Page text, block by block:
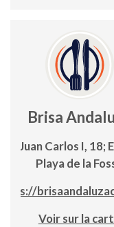
Brisa
Juan Carlos I, 18;
Playa de la
Voir sur la